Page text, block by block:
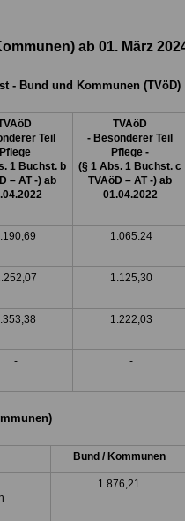
ab 01. März
- Bund und Kommunen (TVöD)
Teil
Pflege
1 Buchst. b
– AT -) ab
TVAöD
- Besonderer Teil
Pflege -
(§ 1 Abs. 1 Buchst. c
TVAöD – AT -) ab
01.04.2022
1.065.24
1.125,30
1.222,03
- -
Bund / Kommunen
1.876,21